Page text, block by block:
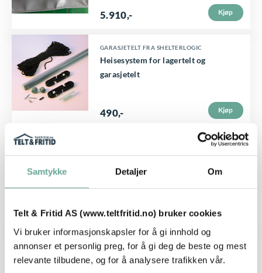
Samtykke Detaljer Om
Telt & Fritid AS (www.teltfritid.no) bruker cookies
Vi bruker informasjonskapsler for å gi innhold og
annonser et personlig preg, for å gi deg de beste og mest
relevante tilbudene, og for å analysere trafikken vår.
5.910,- Kjøp
GARASJETELT FRA SHELTERLOGIC
Heisesystem for lagertelt og
garasjetelt
490,- Kjøp
Trèfle pyntepute fra Fermob,
68x44cm
950,-
e
p
r
PUTER OG TEKSTILER
Trèfle pyntepute fra Fermob,
D
e